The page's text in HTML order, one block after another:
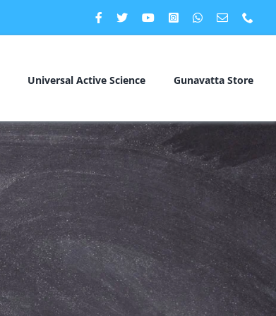
Universal Active Science Gunavatta Store